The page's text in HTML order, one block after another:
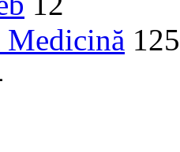
Medicină 125